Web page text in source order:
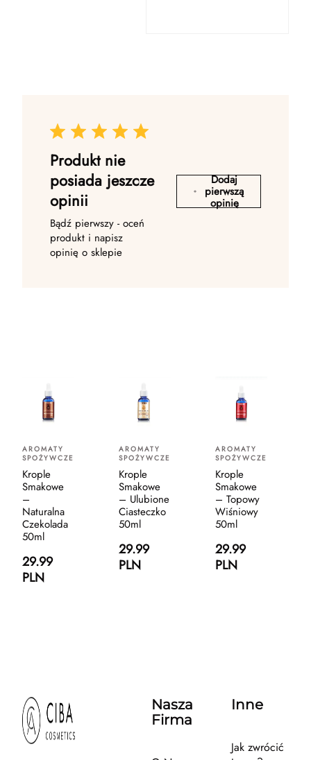
Produkt nie
posiada jeszcze
opinii
Bądź pierwszy - oceń
produkt i napisz
opinię o sklepie
Dodaj
pierwszą
opinię
AROMATY
SPOŻYWCZE
Krople
Smakowe
–
Naturalna
Czekolada
50ml
29.99
PLN
AROMATY
SPOŻYWCZE
Krople
Smakowe
– Ulubione
Ciasteczko
50ml
29.99
PLN
AROMATY
SPOŻYWCZE
Krople
Smakowe
– Topowy
Wiśniowy
50ml
29.99
PLN
Nasza
Firma
Inne
Jak zwrócić